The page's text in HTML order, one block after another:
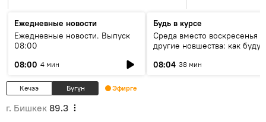
Ежедневные новости
Ежедневные новости. Выпуск
08:00
08:00 4 мин
Будь в курсе
Среда вместо воскресенья и
другие новшества: как будут
08:04 38 мин
Кечээ Бүгүн Эфирге
г. Бишкек 89.3